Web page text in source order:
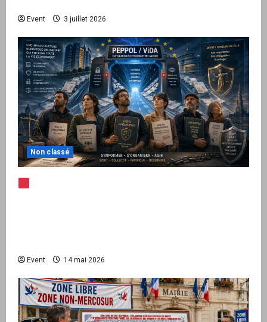
Event 3 juillet 2026
Non classé
Event 14 mai 2026